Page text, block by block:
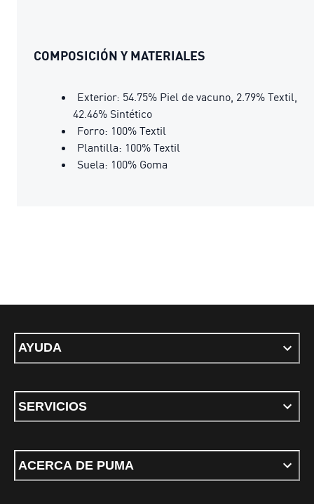
COMPOSICIÓN Y MATERIALES
Exterior: 54.75% Piel de vacuno, 2.79% Textil,
42.46% Sintético
Forro: 100% Textil
Plantilla: 100% Textil
Suela: 100% Goma
AYUDA
SERVICIOS
ACERCA DE PUMA